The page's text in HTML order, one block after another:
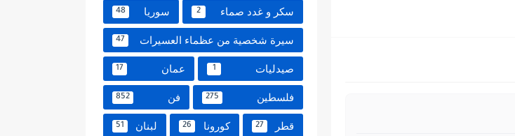
سكر و غدد صماء 2 سوريا 48
سيرة شخصية من عظماء العسيرات 47
صيدليات 1 عمان 17
فلسطين 275 فن 852
قطر 27 كورونا 26 لبنان 51